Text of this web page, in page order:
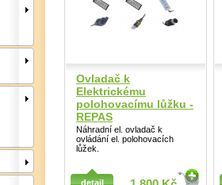
Ovladač k
Elektrickému
polohovacímu lůžku -
REPAS
Náhradní el. ovladač k
ovládání el. polohovacích
lůžek.
detail
Detail